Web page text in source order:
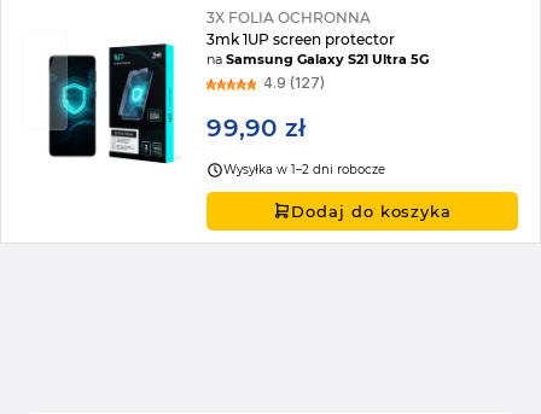
3X FOLIA OCHRONNA
3mk 1UP screen protector
naSamsung Galaxy S21 Ultra 5G
4.9 (127)
99,90 zł
Wysyłka w 1–2 dni robocze
Dodaj do koszyka